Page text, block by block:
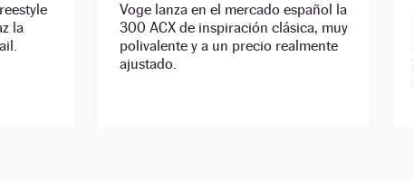
la
Voge lanza en el mercado español la
300 ACX de inspiración clásica, muy
polivalente y a un precio realmente
ajustado.